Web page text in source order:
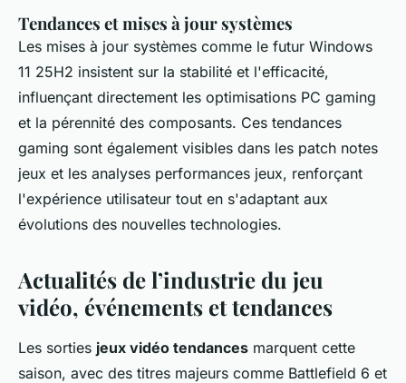
Tendances et mises à jour systèmes
Les mises à jour systèmes comme le futur Windows
11 25H2 insistent sur la stabilité et l'efficacité,
influençant directement les optimisations PC gaming
et la pérennité des composants. Ces tendances
gaming sont également visibles dans les patch notes
jeux et les analyses performances jeux, renforçant
l'expérience utilisateur tout en s'adaptant aux
évolutions des nouvelles technologies.
Actualités de l’industrie du jeu
vidéo, événements et tendances
Les sorties jeux vidéo tendances marquent cette
saison, avec des titres majeurs comme Battlefield 6 et